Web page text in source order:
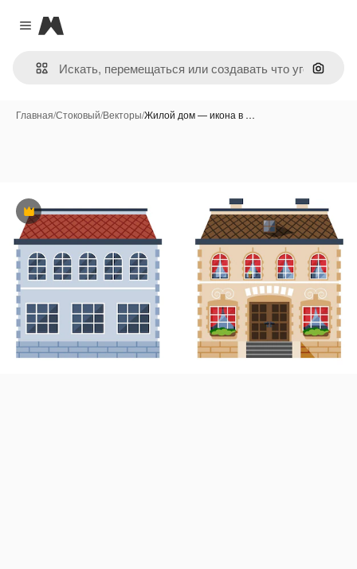
Close menu
Magnific
Поиск
Главная/Стоковый/Векторы/Жилой дом — икона в …
Премиум